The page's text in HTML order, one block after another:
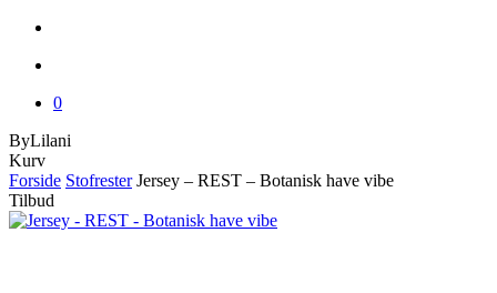
0
ByLilani
KurvClose
Cart
Forside Stofrester Jersey – REST – Botanisk have vibe
Tilbud